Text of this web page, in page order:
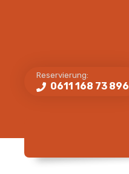
Reservierung:
0611 168 73 896